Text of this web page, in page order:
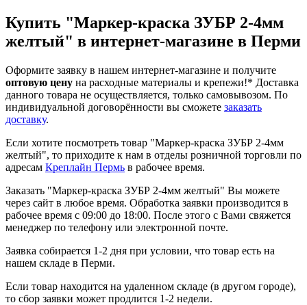
Купить "Маркер-краска ЗУБР 2-4мм
желтый" в интернет-магазине в Перми
Оформите заявку в нашем интернет-магазине и получите
оптовую цену на расходные материалы и крепежи!* Доставка
данного товара не осуществляется, только самовывозом. По
индивидуальной договорённости вы сможете заказать
доставку.
Если хотите посмотреть товар "Маркер-краска ЗУБР 2-4мм
желтый", то приходите к нам в отделы розничной торговли по
адресам Креплайн Пермь в рабочее время.
Заказать "Маркер-краска ЗУБР 2-4мм желтый" Вы можете
через сайт в любое время. Обработка заявки производится в
рабочее время с 09:00 до 18:00. После этого с Вами свяжется
менеджер по телефону или электронной почте.
Заявка собирается 1-2 дня при условии, что товар есть на
нашем складе в Перми.
Если товар находится на удаленном складе (в другом городе),
то сбор заявки может продлится 1-2 недели.